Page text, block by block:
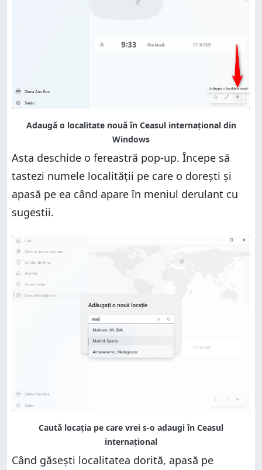
Asta deschide o fereastră pop-up. Începe să
tastezi numele localității pe care o dorești și
apasă pe ea când apare în meniul derulant cu
sugestii.
Când găsești localitatea dorită, apasă pe